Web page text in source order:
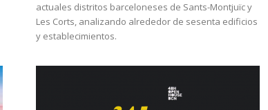
actuales distritos barceloneses de Sants-Montjuïc y
Les Corts, analizando alrededor de sesenta edificios
y establecimientos.